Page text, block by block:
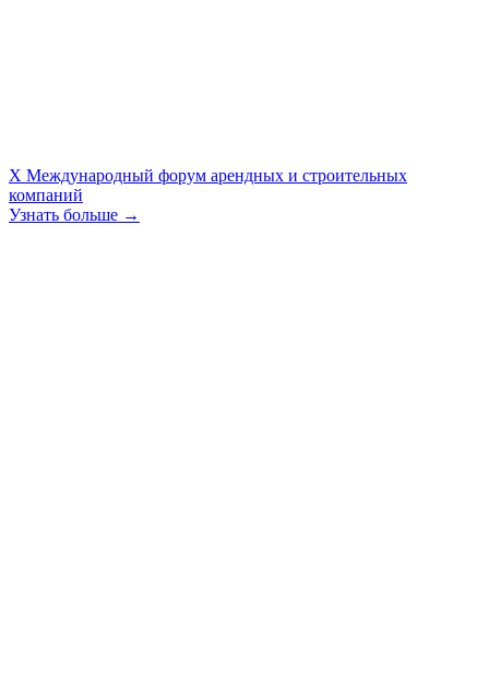
X Международный форум арендных и строительных
компаний
Узнать больше →